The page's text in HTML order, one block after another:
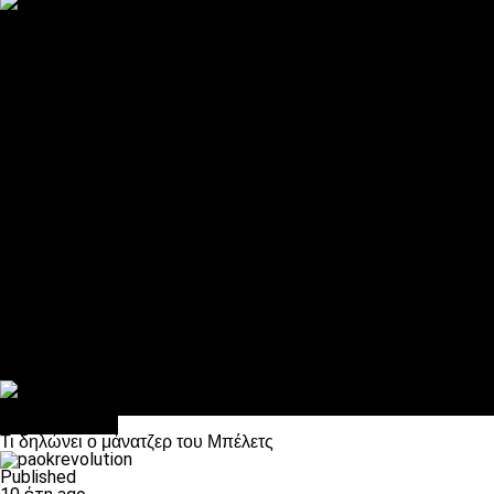
Τι δηλώνει ο μάνατζερ του Μπέλετς
Published